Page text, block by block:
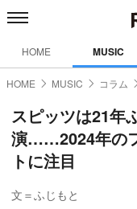
HOME MUSIC
HOME MUSIC コラム
スピッツは21年
演……2024年の
トに注目
文＝ふじもと